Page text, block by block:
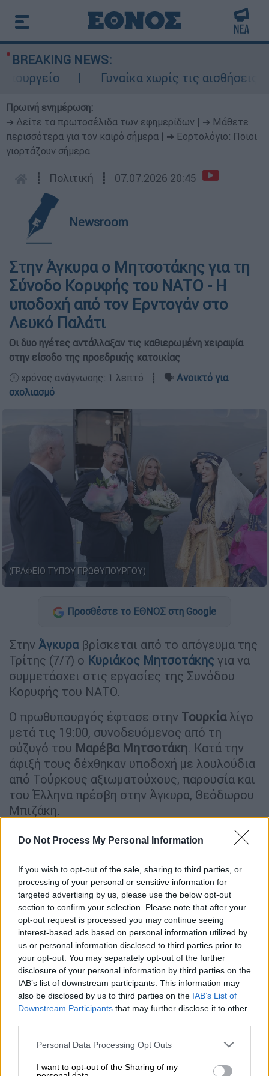
Do Not Process My Personal Information
If you wish to opt-out of the sale, sharing to third parties, or
processing of your personal or sensitive information for
targeted advertising by us, please use the below opt-out
section to confirm your selection. Please note that after your
opt-out request is processed you may continue seeing
interest-based ads based on personal information utilized by
us or personal information disclosed to third parties prior to
your opt-out. You may separately opt-out of the further
disclosure of your personal information by third parties on the
IAB’s list of downstream participants. This information may
also be disclosed by us to third parties on the IAB’s List of
Downstream Participants that may further disclose it to other
Please note that this website/app uses one or more Google
not limited to your visit or usage behaviour. You may click to
Personal Data Processing Opt Outs
I want to opt-out of the Sharing of my
BREAKING NEWS:
Γυναίκα χωρίς τις αισθήσεις
Πρωινή ενημέρωση:
➔ Δείτε τα πρωτοσέλιδα των εφημερίδων
➔ Μάθετε
περισσότερα για τον καιρό σήμερα
➔ Εορτολόγιο: Ποιοι
γιορτάζουν σήμερα
┋ Πολιτική ┋ 07.07.2026 20:45
Newsroom
Στην Άγκυρα ο Μητσοτάκης για τη
Σύνοδο Κορυφής του ΝΑΤΟ - Η
υποδοχή από τον Ερντογάν στο
Λευκό Παλάτι
Οι δυο ηγέτες αντάλλαξαν τις καθιερωμένη χειραψία
στην είσοδο της προεδρικής κατοικίας
🕛 χρόνος ανάγνωσης: 1 λεπτό ┋ 🗣️ Ανοικτό για
σχολιασμό
(ΓΡΑΦΕΙΟ ΤΥΠΟΥ ΠΡΩΘΥΠΟΥΡΓΟΥ)
Προσθέστε το ΕΘΝΟΣ στη Google
Στην Άγκυραβρίσκεται από το απόγευμα της
Τρίτης (7/7) ο Κυριάκος Μητσοτάκης για να
συμμετάσχει στις εργασίες της Συνόδου
Κορυφής του ΝΑΤΟ.
Ο πρωθυπουργός έφτασε στην Τουρκίαλίγο
μετά τις 19:00, συνοδευόμενος από τη
σύζυγό του Μαρέβα Μητσοτάκη. Κατά την
άφιξή τους δέχθηκαν υποδοχή με λουλούδια
από Τούρκους αξιωματούχους, παρουσία και
του Έλληνα πρέσβη στην Άγκυρα, Θεόδωρου
Μπιζάκη.
ΔΙΑΒΑΣΤΕ ΕΠΙΣΗΣ
Πολιτική|07.07.2026 20:33
Η «ακτινογραφία» της ψήφου: Σε
ποιες ομάδες διατηρεί σαφές
προβάδισμα η Ν.Δ.- Πόσοι θέλουν
πολιτική αλλαγή
Στην συνέχεια ο κ. Μητσοτάκης κατέφθασε
με τη σύζυγό του στο Λευκό Παλάτι, για να
παραστεί στο δείπνο που παραθέτει ο
πρόεδρος της ΤουρκίαςΡετζέπ Ταγίπ
ηγετών των χωρών-μελών του ΝΑΤΟ.